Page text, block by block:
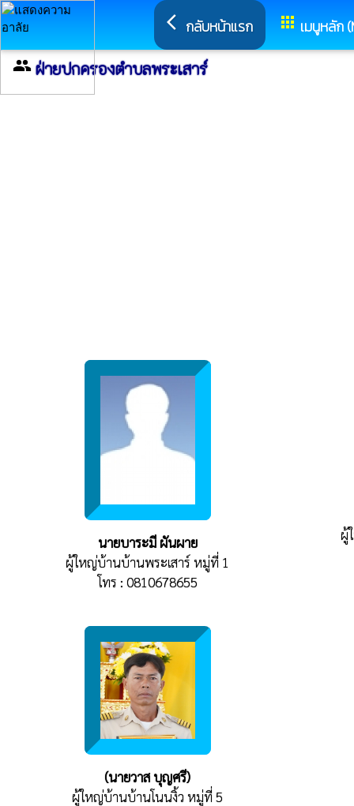
arrow_back_ios กลับหน้าแรก apps เมนูหลัก
group ฝ่ายปกครองตำบลพระเสาร์
นายบาระมี ผันผาย
ผู้ใหญ่บ้านบ้านพระเสาร์ หมู่ที่ 1
โทร : 0810678655
ผู้
(นายวาส บุญศรี)
ผู้ใหญ่บ้านบ้านโนนงิ้ว หมู่ที่ 5